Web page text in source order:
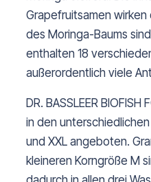
Grapefruitsamen
des Moringa-Baums
enthalten 18
außerordentlich viele
DR. BASSLEER BIOFISH
in den
und XXL angeboten.
kleineren Korngröße M